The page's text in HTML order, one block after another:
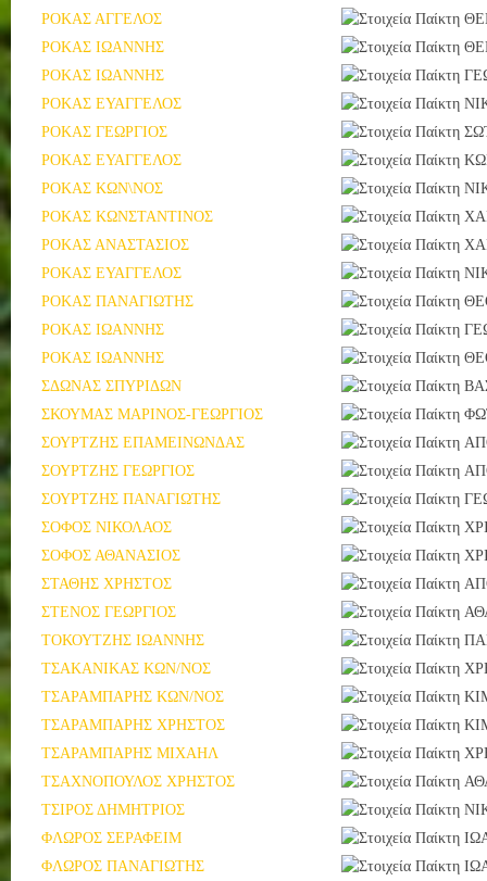
ΡΟΚΑΣ ΑΓΓΕΛΟΣ
ΡΟΚΑΣ ΙΩΑΝΝΗΣ
ΡΟΚΑΣ ΙΩΑΝΝΗΣ
ΡΟΚΑΣ ΕΥΑΓΓΕΛΟΣ
ΡΟΚΑΣ ΓΕΩΡΓΙΟΣ
ΡΟΚΑΣ ΕΥΑΓΓΕΛΟΣ
ΡΟΚΑΣ ΚΩΝ\ΝΟΣ
ΡΟΚΑΣ ΚΩΝΣΤΑΝΤΙΝΟΣ
ΡΟΚΑΣ ΑΝΑΣΤΑΣΙΟΣ
ΡΟΚΑΣ ΕΥΑΓΓΕΛΟΣ
ΡΟΚΑΣ ΠΑΝΑΓΙΩΤΗΣ
ΡΟΚΑΣ ΙΩΑΝΝΗΣ
ΡΟΚΑΣ ΙΩΑΝΝΗΣ
ΣΔΩΝΑΣ ΣΠΥΡΙΔΩΝ
ΣΚΟΥΜΑΣ ΜΑΡΙΝΟΣ-ΓΕΩΡΓΙΟΣ
ΣΟΥΡΤΖΗΣ ΕΠΑΜΕΙΝΩΝΔΑΣ
ΣΟΥΡΤΖΗΣ ΓΕΩΡΓΙΟΣ
ΣΟΥΡΤΖΗΣ ΠΑΝΑΓΙΩΤΗΣ
ΣΟΦΟΣ ΝΙΚΟΛΑΟΣ
ΣΟΦΟΣ ΑΘΑΝΑΣΙΟΣ
ΣΤΑΘΗΣ ΧΡΗΣΤΟΣ
ΣΤΕΝΟΣ ΓΕΩΡΓΙΟΣ
ΤΟΚΟΥΤΖΗΣ ΙΩΑΝΝΗΣ
ΤΣΑΚΑΝΙΚΑΣ ΚΩΝ/ΝΟΣ
ΤΣΑΡΑΜΠΑΡΗΣ ΚΩΝ/ΝΟΣ
ΤΣΑΡΑΜΠΑΡΗΣ ΧΡΗΣΤΟΣ
ΤΣΑΡΑΜΠΑΡΗΣ ΜΙΧΑΗΛ
ΤΣΑΧΝΟΠΟΥΛΟΣ ΧΡΗΣΤΟΣ
ΤΣΙΡΟΣ ΔΗΜΗΤΡΙΟΣ
ΦΛΩΡΟΣ ΣΕΡΑΦΕΙΜ
ΦΛΩΡΟΣ ΠΑΝΑΓΙΩΤΗΣ